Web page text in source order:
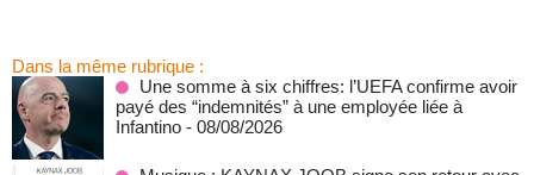
Dans la même rubrique :
Une somme à six chiffres: l’UEFA confirme avoir
payé des “indemnités” à une employée liée à
Infantino - 08/08/2026